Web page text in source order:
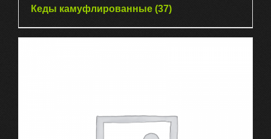
Кеды камуфлированные (37)